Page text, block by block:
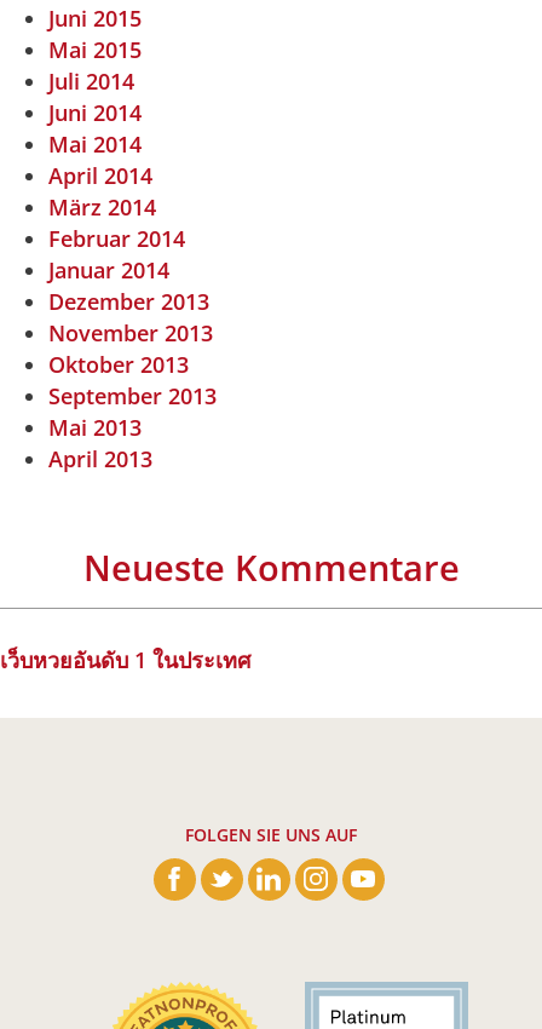
Juni 2015
Mai 2015
Juli 2014
Juni 2014
Mai 2014
April 2014
März 2014
Februar 2014
Januar 2014
Dezember 2013
November 2013
Oktober 2013
September 2013
Mai 2013
April 2013
Neueste Kommentare
เว็บหวยอันดับ 1 ในประเทศ
FOLGEN SIE UNS AUF